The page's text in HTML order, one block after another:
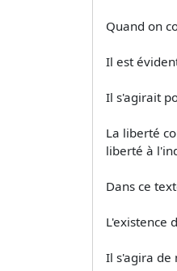
Quand on
Il est
Il s'agirait
La liberté
liberté à
Dans ce
L'existence
Il s'agira de